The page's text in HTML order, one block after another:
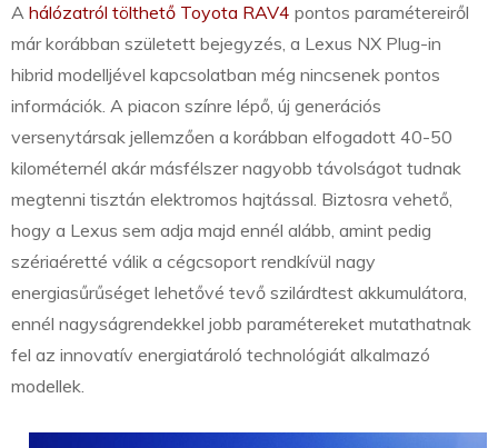
A hálózatról tölthető Toyota RAV4 pontos paramétereiről
már korábban született bejegyzés, a Lexus NX Plug-in
hibrid modelljével kapcsolatban még nincsenek pontos
információk. A piacon színre lépő, új generációs
versenytársak jellemzően a korábban elfogadott 40-50
kilométernél akár másfélszer nagyobb távolságot tudnak
megtenni tisztán elektromos hajtással. Biztosra vehető,
hogy a Lexus sem adja majd ennél alább, amint pedig
szériaéretté válik a cégcsoport rendkívül nagy
energiasűrűséget lehetővé tevő szilárdtest akkumulátora,
ennél nagyságrendekkel jobb paramétereket mutathatnak
fel az innovatív energiatároló technológiát alkalmazó
modellek.